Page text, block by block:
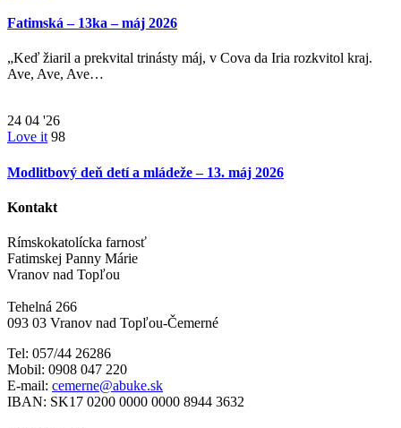
Fatimská – 13ka – máj 2026
„Keď žiaril a prekvital trinásty máj, v Cova da Iria rozkvitol kraj.
Ave, Ave, Ave…
24 04 '26
Love it 98
Modlitbový deň detí a mládeže – 13. máj 2026
Kontakt
Rímskokatolícka farnosť
Fatimskej Panny Márie
Vranov nad Topľou
Tehelná 266
093 03 Vranov nad Topľou-Čemerné
Tel: 057/44 26286
Mobil: 0908 047 220
E-mail: cemerne@abuke.sk
IBAN: SK17 0200 0000 0000 8944 3632